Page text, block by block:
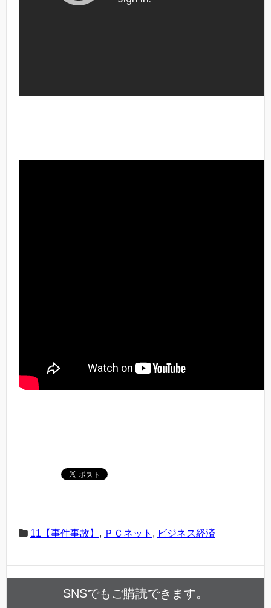
11【事件事故】 , ＰＣネット , ビジネス経済
SNSでもご購読できます。